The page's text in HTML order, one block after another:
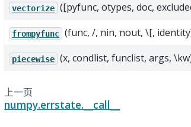
vectorize ([pyfunc, otypes, doc,
frompyfunc (func, /, nin, nout, \[,
piecewise (x, condlist, funclist, args,
上一页
numpy.errstate.__call__